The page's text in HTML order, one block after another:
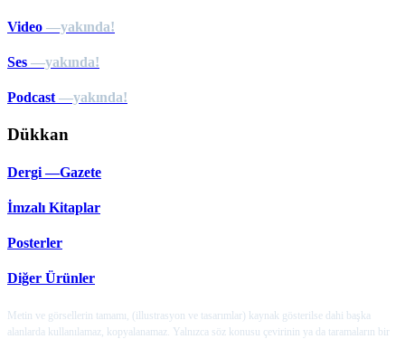
Video —yakında!
Ses —yakında!
Podcast —yakında!
Dükkan
Dergi —Gazete
İmzalı Kitaplar
Posterler
Diğer Ürünler
Metin ve görsellerin tamamı, (illustrasyon ve tasarımlar) kaynak gösterilse dahi başka
alanlarda kullanılamaz, kopyalanamaz. Yalnızca söz konusu çevirinin ya da taramaların bir